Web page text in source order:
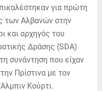
για πρώτη
των Αλβανών στην
και αρχηγός του
Δράσης (SDA)
συνάντηση που είχαν
Πρίστινα με τον
Κούρτι.